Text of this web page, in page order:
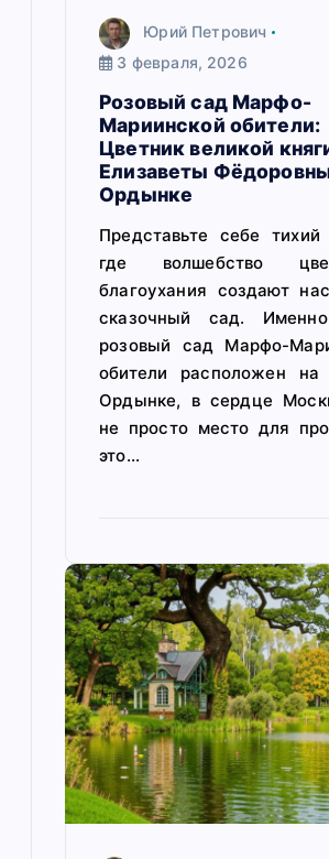
Юрий Петрович
3 февраля, 2026
Розовый сад Марфо-
Мариинской обители:
Цветник великой
Елизаветы
Ордынке
Представьте себе тихий
где волшебство
благоухания создают
сказочный сад.
розовый сад Марфо-
обители расположен на
Ордынке, в сердце
не просто место для
это…